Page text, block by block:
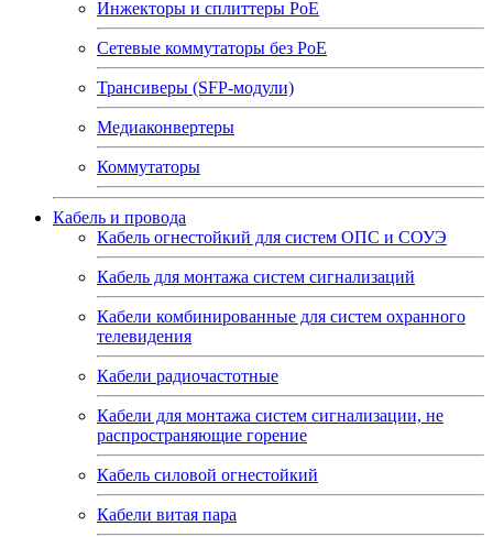
Инжекторы и сплиттеры РоЕ
Сетевые коммутаторы без РоЕ
Трансиверы (SFP-модули)
Медиаконвертеры
Коммутаторы
Кабель и провода
Кабель огнестойкий для систем ОПС и СОУЭ
Кабель для монтажа систем сигнализаций
Кабели комбинированные для систем охранного
телевидения
Кабели радиочастотные
Кабели для монтажа систем сигнализации, не
распространяющие горение
Кабель силовой огнестойкий
Кабели витая пара